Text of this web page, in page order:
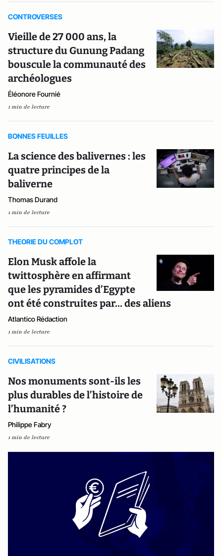
CONTROVERSES
Vieille de 27 000 ans, la
structure du Gunung Padang
bouscule la communauté des
archéologues
Éléonore Fournié
1 min de lecture
BONNES FEUILLES
La science des balivernes : les
quatre principes de la
baliverne
Thomas Durand
1 min de lecture
THEORIE DU COMPLOT
Elon Musk affole la
twittosphère en affirmant
que les pyramides d’Egypte
ont été construites par… des aliens
Atlantico Rédaction
1 min de lecture
CIVILISATIONS
Nos monuments sont-ils les
plus durables de l’histoire de
l’humanité ?
Philippe Fabry
1 min de lecture